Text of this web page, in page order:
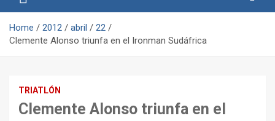
Home 2012 abril
22
Clemente Alonso triunfa en el Ironman Sudáfrica
TRIATLÓN
Clemente Alonso triunfa en el